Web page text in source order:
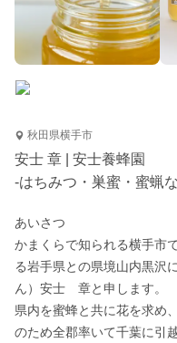
秋田県横手市
安士 章 | 安士養蜂園
-はちみつ・巣蜜・蜜蝋
あいさつ
かまくらで知られる横手市
る岩手県との県境山内黒沢
ん）安士　章と申します。
県内を蜜蜂と共に花を求め
のため全郡率いて千葉に引